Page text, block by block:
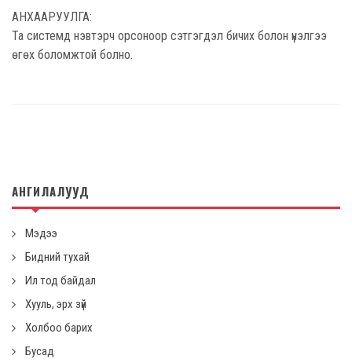
АНХААРУУЛГА:
Та системд нэвтэрч орсоноор сэтгэгдэл бичих болон үнэлгээ
өгөх боломжтой болно.
АНГИЛАЛУУД
Мэдээ
Бидний тухай
Ил тод байдал
Хууль, эрх зүй
Холбоо барих
Бусад